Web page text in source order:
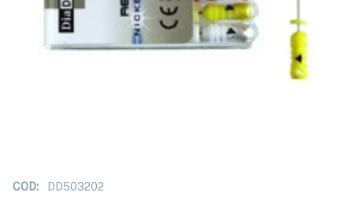
COD: DD503202